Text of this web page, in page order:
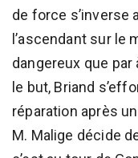
de force s’inverse
l’ascendant sur le
dangereux que par
le but, Briand
réparation après
M. Malige décide